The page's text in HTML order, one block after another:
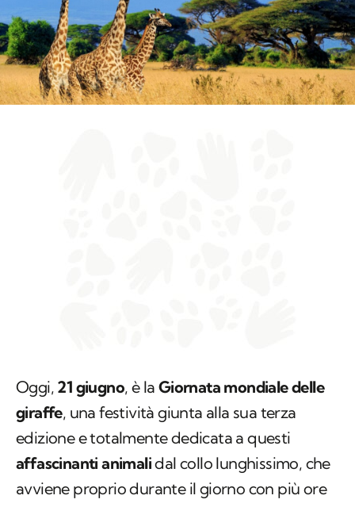
Oggi, 21 giugno, è la Giornata mondiale delle
giraffe, una festività giunta alla sua terza
edizione e totalmente dedicata a questi
affascinanti animalidal collo lunghissimo, che
avviene proprio durante il giorno con più ore